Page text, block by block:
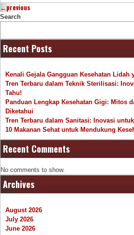
←previous
Search
Recent Posts
Kenali Gejala Gangguan Kesehatan Lidah
Tren Terbaru dalam Teknik Sterilisasi:
Tahu!
Panduan Lengkap Kesehatan Gigi: Mitos
Diketahui
Tren Terbaru dalam Sanitasi: Inovasi
10 Makanan Sehat untuk Mendukung
Recent Comments
No comments to show.
Archives
August 2026
July 2026
June 2026